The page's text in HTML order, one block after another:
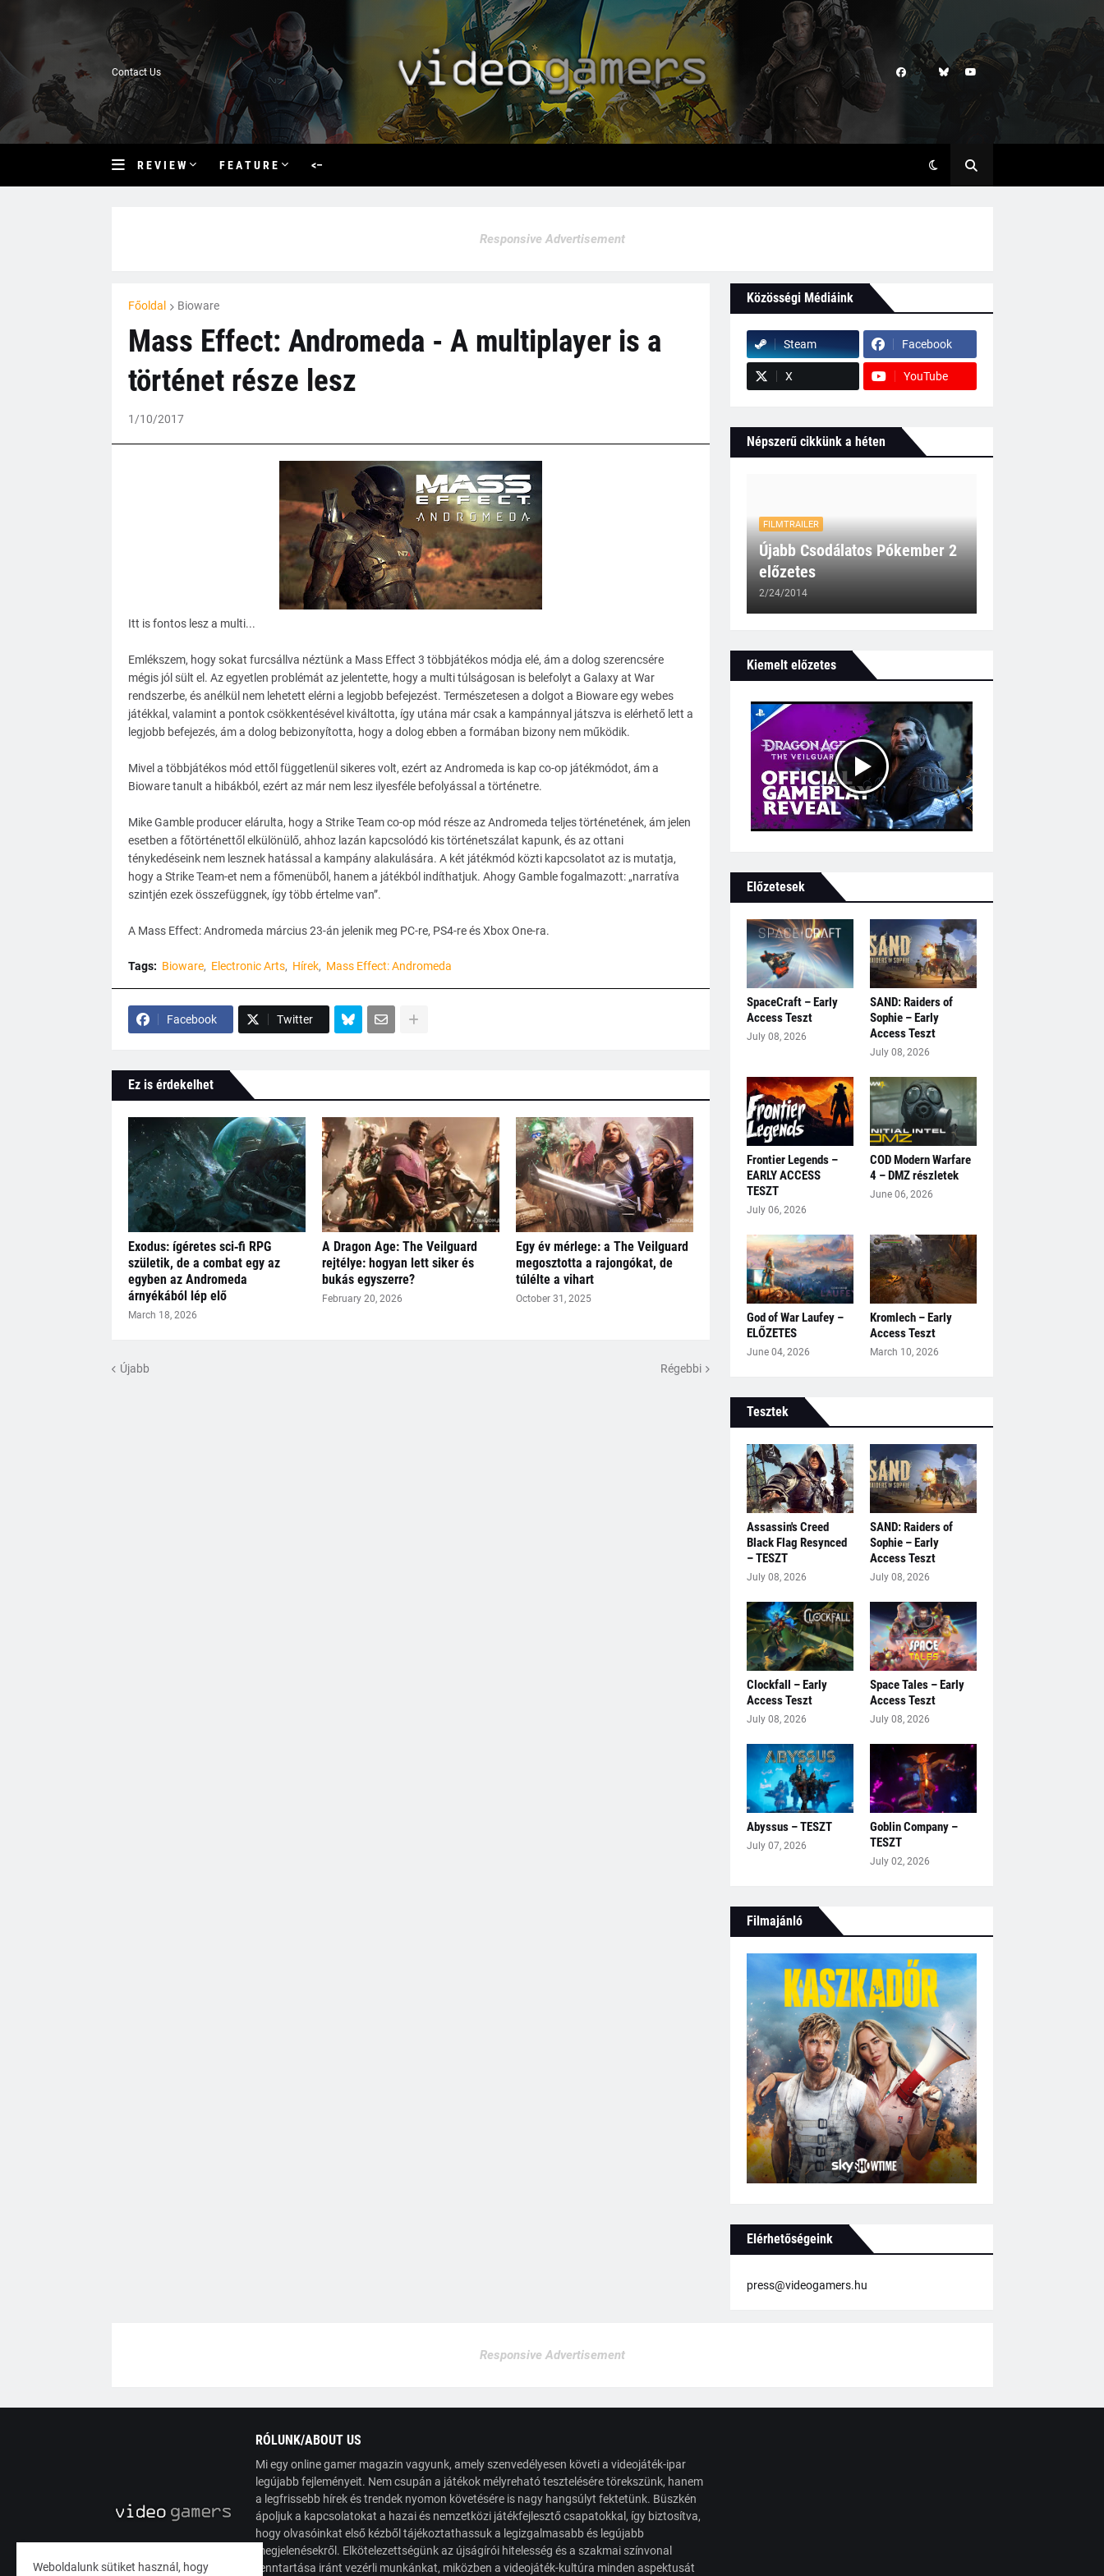
Contact Us
R E V I E W F E A T U R E <–
Responsive Advertisement
Főoldal Bioware
Mass Effect: Andromeda - A multiplayer is a
történet része lesz
1/10/2017
Itt is fontos lesz a multi...
Emlékszem, hogy sokat furcsállva néztünk a Mass Effect 3 többjátékos módja elé, ám a dolog szerencsére
mégis jól sült el. Az egyetlen problémát az jelentette, hogy a multi túlságosan is belefolyt a Galaxy at War
rendszerbe, és anélkül nem lehetett elérni a legjobb befejezést. Természetesen a dolgot a Bioware egy webes
játékkal, valamint a pontok csökkentésével kiváltotta, így utána már csak a kampánnyal játszva is elérhető lett a
legjobb befejezés, ám a dolog bebizonyította, hogy a dolog ebben a formában bizony nem működik.
Mivel a többjátékos mód ettől függetlenül sikeres volt, ezért az Andromeda is kap co-op játékmódot, ám a
Bioware tanult a hibákból, ezért az már nem lesz ilyesféle befolyással a történetre.
Mike Gamble producer elárulta, hogy a Strike Team co-op mód része az Andromeda teljes történetének, ám jelen
esetben a főtörténettől elkülönülő, ahhoz lazán kapcsolódó kis történetszálat kapunk, és az ottani
ténykedéseink nem lesznek hatással a kampány alakulására. A két játékmód közti kapcsolatot az is mutatja,
hogy a Strike Team-et nem a főmenüből, hanem a játékból indíthatjuk. Ahogy Gamble fogalmazott: „narratíva
szintjén ezek összefüggnek, így több értelme van”.
A Mass Effect: Andromeda március 23-án jelenik meg PC-re, PS4-re és Xbox One-ra.
Tags: Bioware Electronic Arts Hírek Mass Effect: Andromeda
Facebook Twitter
Ez is érdekelhet
Exodus: ígéretes sci‑fi RPG
születik, de a combat egy az
egyben az Andromeda
árnyékából lép elő
March 18, 2026
A Dragon Age: The Veilguard
rejtélye: hogyan lett siker és
bukás egyszerre?
February 20, 2026
Egy év mérlege: a The Veilguard
megosztotta a rajongókat, de
túlélte a vihart
October 31, 2025
Újabb Régebbi
Közösségi Médiáink
Steam Facebook
X YouTube
Népszerű cikkünk a héten
FILMTRAILER
Újabb Csodálatos Pókember 2
előzetes
2/24/2014
Kiemelt előzetes
Előzetesek
SpaceCraft – Early
Access Teszt
July 08, 2026
SAND: Raiders of
Sophie – Early
Access Teszt
July 08, 2026
Frontier Legends –
EARLY ACCESS
TESZT
July 06, 2026
COD Modern Warfare
4 – DMZ részletek
June 06, 2026
God of War Laufey –
ELŐZETES
June 04, 2026
Kromlech – Early
Access Teszt
March 10, 2026
Tesztek
Assassin's Creed
Black Flag Resynced
– TESZT
July 08, 2026
SAND: Raiders of
Sophie – Early
Access Teszt
July 08, 2026
Clockfall – Early
Access Teszt
July 08, 2026
Space Tales – Early
Access Teszt
July 08, 2026
Abyssus – TESZT
July 07, 2026
Goblin Company –
TESZT
July 02, 2026
Filmajánló
Elérhetőségeink
press@videogamers.hu
Responsive Advertisement
RÓLUNK/ABOUT US
Mi egy online gamer magazin vagyunk, amely szenvedélyesen követi a videojáték-ipar
legújabb fejleményeit. Nem csupán a játékok mélyreható tesztelésére törekszünk, hanem
a legfrissebb hírek és trendek nyomon követésére is nagy hangsúlyt fektetünk. Büszkén
ápoljuk a kapcsolatokat a hazai és nemzetközi játékfejlesztő csapatokkal, így biztosítva,
hogy olvasóinkat első kézből tájékoztathassuk a legizgalmasabb és legújabb
megjelenésekről. Elkötelezettségünk az újságírói hitelesség és a szakmai színvonal
fenntartása iránt vezérli munkánkat, miközben a videojáték-kultúra minden aspektusát
Weboldalunk sütiket használ, hogy